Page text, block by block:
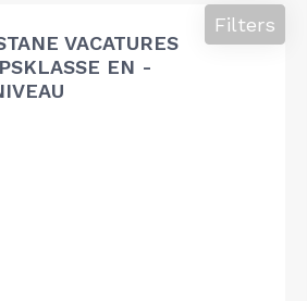
VACATURES
EN -
Filters